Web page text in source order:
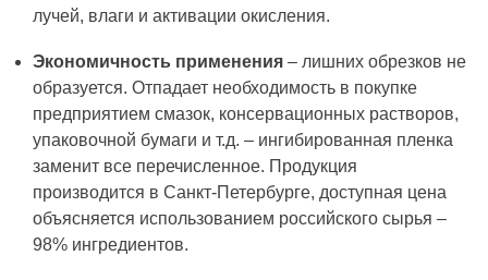
лучей, влаги и активации окисления.
Экономичность применения – лишних обрезков не
образуется. Отпадает необходимость в покупке
предприятием смазок, консервационных растворов,
упаковочной бумаги и т.д. – ингибированная пленка
заменит все перечисленное. Продукция
производится в Санкт-Петербурге, доступная цена
объясняется использованием российского сырья –
98% ингредиентов.